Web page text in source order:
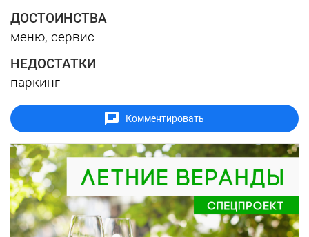
ДОСТОИНСТВА
меню, сервис
НЕДОСТАТКИ
паркинг
Комментировать